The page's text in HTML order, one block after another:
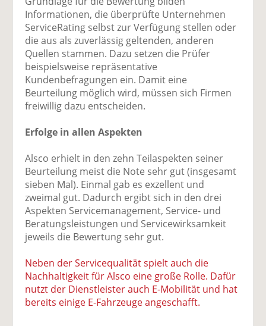
e
n
n
Informationen, die überprüfte Unternehmen
ServiceRating selbst zur Verfügung stellen oder
die aus als zuverlässig geltenden, anderen
Quellen stammen. Dazu setzen die Prüfer
beispielsweise repräsentative
Kundenbefragungen ein. Damit eine
Beurteilung möglich wird, müssen sich Firmen
freiwillig dazu entscheiden.
Erfolge in allen Aspekten
Alsco erhielt in den zehn Teilaspekten seiner
Beurteilung meist die Note sehr gut (insgesamt
sieben Mal). Einmal gab es exzellent und
zweimal gut. Dadurch ergibt sich in den drei
Aspekten Servicemanagement, Service- und
Beratungsleistungen und Servicewirksamkeit
jeweils die Bewertung sehr gut.
Neben der Servicequalität spielt auch die
Nachhaltigkeit für Alsco eine große Rolle. Dafür
nutzt der Dienstleister auch E-Mobilität und hat
bereits einige E-Fahrzeuge angeschafft.